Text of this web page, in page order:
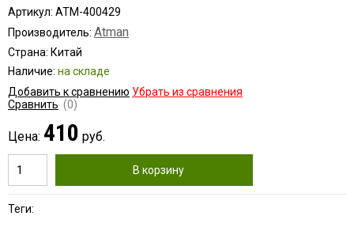
Артикул: ATM-400429
Производитель: Atman
Страна: Китай
Наличие: на складе
Добавить к сравнению Убрать из сравнения
Сравнить (0)
Цена: 410 руб.
В корзину
Теги: